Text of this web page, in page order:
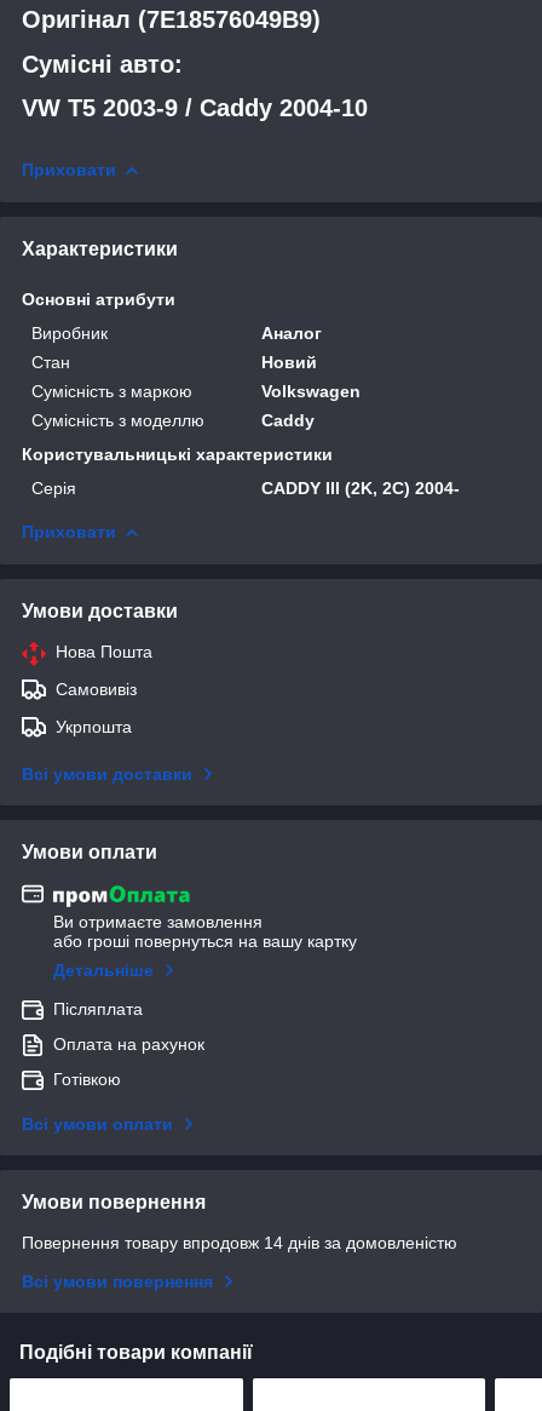
Оригінал (7E18576049B9)
Сумісні авто:
VW T5 2003-9 / Caddy 2004-10
Приховати
Характеристики
Основні атрибути
Виробник
Аналог
Стан
Новий
Сумісність з маркою
Volkswagen
Сумісність з моделлю
Caddy
Користувальницькі характеристики
Серія
CADDY III (2K, 2C) 2004-
Приховати
Умови доставки
Нова Пошта
Самовивіз
Укрпошта
Всі умови доставки
Умови оплати
Ви отримаєте замовлення
або гроші повернуться на вашу картку
Детальніше
Післяплата
Оплата на рахунок
Готівкою
Всі умови оплати
Умови повернення
Повернення товару впродовж 14 днів за домовленістю
Всі умови повернення
Подібні товари компанії